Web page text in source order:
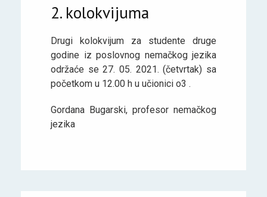
2. kolokvijuma
Drugi kolokvijum za studente druge
godine iz poslovnog nemačkog jezika
održaće se 27. 05. 2021. (četvrtak) sa
početkom u 12.00 h u učionici o3 .
Gordana Bugarski, profesor nemačkog
jezika